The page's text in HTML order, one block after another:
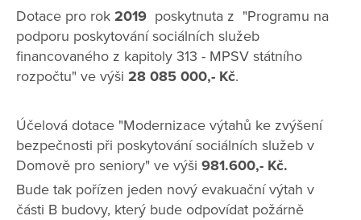
Dotace pro rok 2019 poskytnuta z "Programu na
podporu poskytování sociálních služeb
financovaného z kapitoly 313 - MPSV státního
rozpočtu" ve výši 28 085 000,- Kč.
Účelová dotace "Modernizace výtahů ke zvýšení
bezpečnosti při poskytování sociálních služeb v
Domově pro seniory" ve výši 981.600,- Kč.
Bude tak pořízen jeden nový evakuační výtah v
části B budovy, který bude odpovídat požárně